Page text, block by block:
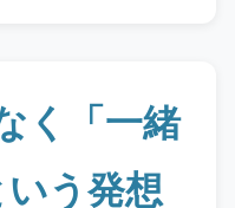
く「一緒
う発想